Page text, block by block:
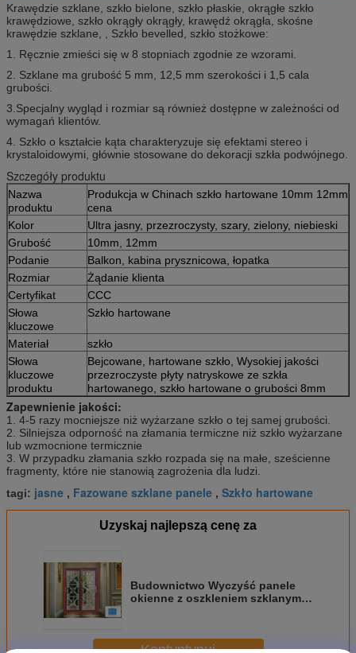
Krawędzie szklane, szkło bielone, szkło płaskie, okrągłe szkło
krawędziowe, szkło okrągły okrągły, krawędź okrągła, skośne
krawędzie szklane, , Szkło bevelled, szkło stożkowe:
1. Ręcznie zmieści się w 8 stopniach zgodnie ze wzorami.
2. Szklane ma grubość 5 mm, 12,5 mm szerokości i 1,5 cala
grubości.
3.Specjalny wygląd i rozmiar są również dostępne w zależności od
wymagań klientów.
4. Szkło o kształcie kąta charakteryzuje się efektami stereo i
krystaloidowymi, głównie stosowane do dekoracji szkła podwójnego.
Szczegóły produktu
Nazwa
produktu
Produkcja w Chinach szkło hartowane 10mm 12mm
cena
Kolor
Ultra jasny, przezroczysty, szary, zielony, niebieski
Grubość
10mm, 12mm
Podanie
Balkon, kabina prysznicowa, łopatka
Rozmiar
Żądanie klienta
Certyfikat
CCC
Słowa
kluczowe
Szkło hartowane
Materiał
szkło
Słowa
kluczowe
produktu
Bejcowane, hartowane szkło, Wysokiej jakości
przezroczyste płyty natryskowe ze szkła
hartowanego, szkło hartowane o grubości 8mm
Zapewnienie jakości:
1. 4-5 razy mocniejsze niż wyżarzane szkło o tej samej grubości.
2. Silniejsza odporność na złamania termiczne niż szkło wyżarzane
lub wzmocnione termicznie
3. W przypadku złamania szkło rozpada się na małe, sześcienne
fragmenty, które nie stanowią zagrożenia dla ludzi.
tagi: jasne , Fazowane szklane panele , Szkło hartowane
Uzyskaj najlepszą cenę za
Budownictwo Wyczyść panele
okienne z oszkleniem szklanym /